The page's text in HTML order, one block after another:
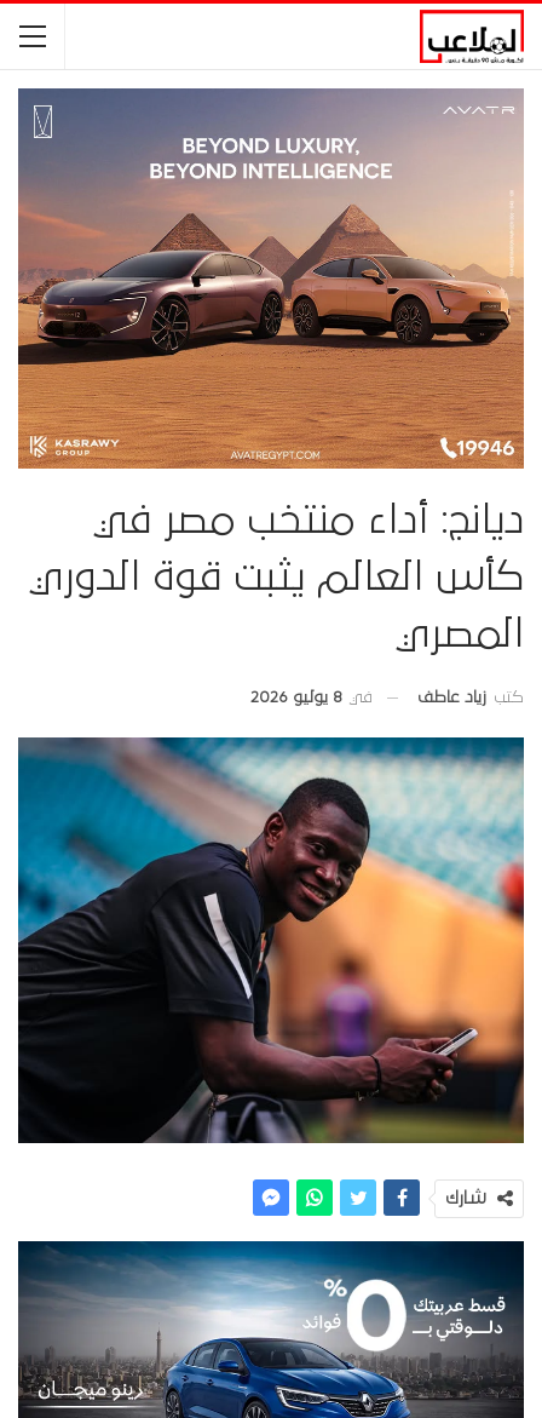
ديانج: أداء منتخب مصر في
كأس العالم يثبت قوة الدوري
المصري
كتب زياد عاطف في 8 يوليو 2026
شارك